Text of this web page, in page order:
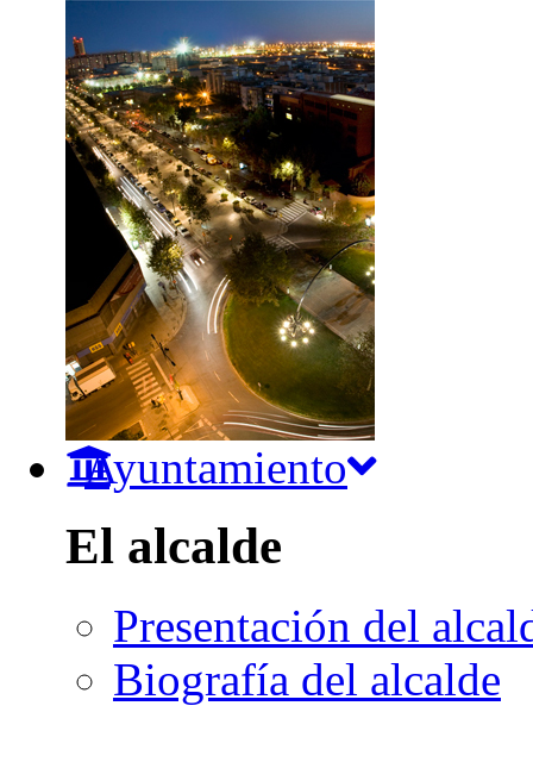
Ayuntamiento
El alcalde
Presentación del
Biografía del alcalde